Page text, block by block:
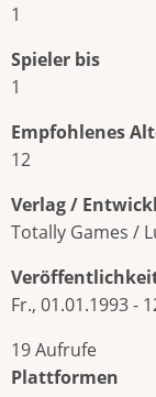
1
Spieler bis
1
Empfohlenes
12
Verlag /
Totally Games /
Fr., 01.01.1993 -
19 Aufrufe
Plattformen